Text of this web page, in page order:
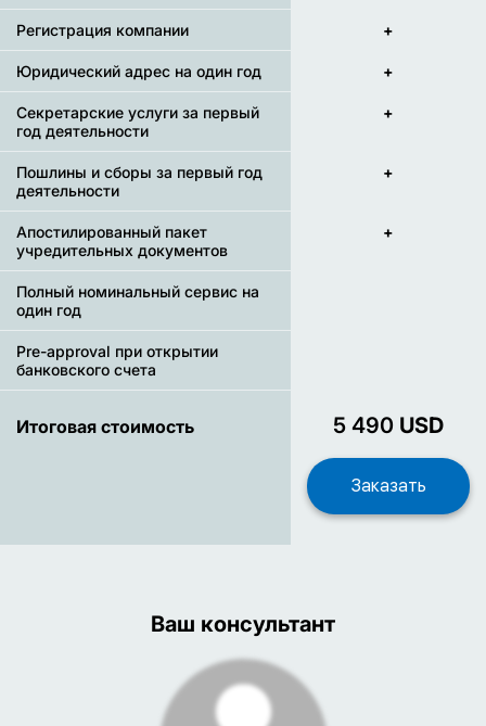
Регистрация компании +
Юридический адрес на один год +
Секретарские услуги за первый
год деятельности
+
Пошлины и сборы за первый год
деятельности
+
Апостилированный пакет
учредительных документов
+
Полный номинальный сервис на
один год
Pre-approval при открытии
банковского счета
Итоговая стоимость 5 490 USD
Ваш консультант